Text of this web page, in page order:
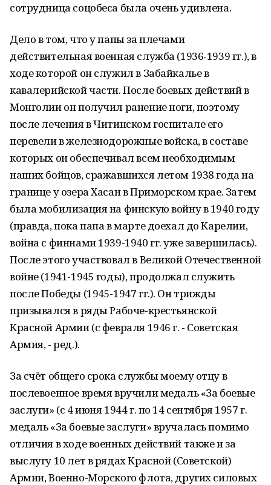
сотрудница соцобеса была очень удивлена.
Дело в том, что у папы за плечами
действительная военная служба (1936-1939 гг.), в
ходе которой он служил в Забайкалье в
кавалерийской части. После боевых действий в
Монголии он получил ранение ноги, поэтому
после лечения в Читинском госпитале его
перевели в железнодорожные войска, в составе
которых он обеспечивал всем необходимым
наших бойцов, сражавшихся летом 1938 года на
границе у озера Хасан в Приморском крае. Затем
была мобилизация на финскую войну в 1940 году
(правда, пока папа в марте доехал до Карелии,
война с финнами 1939-1940 гг. уже завершилась).
После этого участвовал в Великой Отечественной
войне (1941-1945 годы), продолжал служить
после Победы (1945-1947 гг.). Он трижды
призывался в ряды Рабоче-крестьянской
Красной Армии (с февраля 1946 г. - Советская
Армия, - ред.).
За счёт общего срока службы моему отцу в
послевоенное время вручили медаль «За боевые
заслуги» (с 4 июня 1944 г. по 14 сентября 1957 г.
медаль «За боевые заслуги» вручалась помимо
отличия в ходе военных действий также и за
выслугу 10 лет в рядах Красной (Советской)
Армии, Военно-Морского флота, других силовых